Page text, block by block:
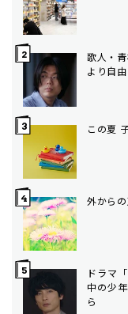
歌人・
より自由
この夏
外から
ドラマ
中の少
ら